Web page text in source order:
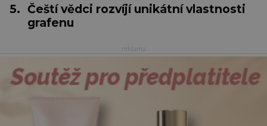
5. Čeští vědci rozvíjí unikátní vlastnosti
grafenu